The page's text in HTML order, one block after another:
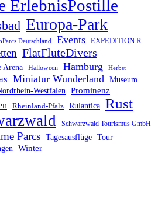
ErlebnisPostille
Europa-Park
Deutschland Events EXPEDITION R
FlatFluteDivers
Arena Halloween Hamburg Herbst
Miniatur Wunderland Museum
Westfalen
Prominenz
Rheinland-Pfalz Rulantica Rust
Schwarzwald Tourismus GmbH
Parcs Tagesausflüge Tour
Winter